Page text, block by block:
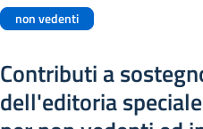
non vedenti
Contributi a
dell'editoria